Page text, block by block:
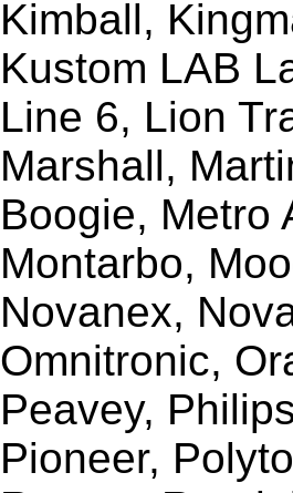
Kimball,
Kustom LAB
Line 6, Lion
Marshall,
Boogie, Metro
Montarbo,
Novanex,
Omnitronic,
Peavey,
Pioneer,